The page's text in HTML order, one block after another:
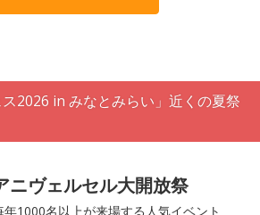
ス2026 in みなとみらい」近くの夏祭
ニヴェルセル大開放祭
年1000名以上が来場する人気イベント